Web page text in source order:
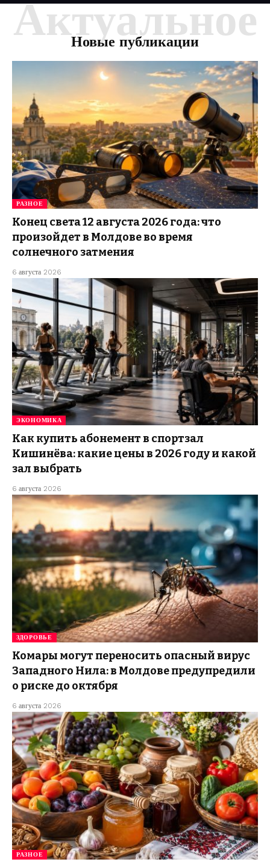
Новые публикации
Актуальное
РАЗНОЕ
Конец света 12 августа 2026 года: что
произойдет в Молдове во время
солнечного затмения
6 августа 2026
ЭКОНОМИКА
Как купить абонемент в спортзал
Кишинёва: какие цены в 2026 году и какой
зал выбрать
6 августа 2026
ЗДОРОВЬЕ
Комары могут переносить опасный вирус
Западного Нила: в Молдове предупредили
о риске до октября
6 августа 2026
РАЗНОЕ